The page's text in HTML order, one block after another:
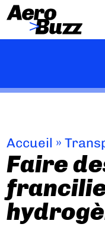
Accueil »
Faire